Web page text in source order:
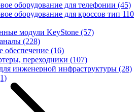
оборудование для телефонии (45)
оборудование для кроссов тип 110
модули KeyStone (57)
(228)
обеспечение (16)
переходники (107)
инженерной инфраструктуры (28)